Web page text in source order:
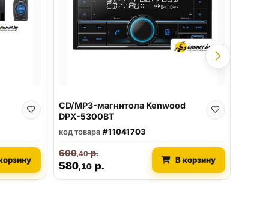
CD/MP3-магнитола Kenwood
DPX-5300BT
код товара #11041703
580,10 р.
600,40р.
В корзину